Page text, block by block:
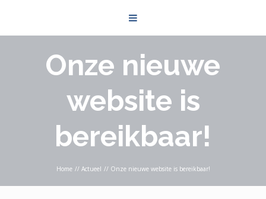
Onze nieuwe
website is
bereikbaar!
Home // Actueel // Onze nieuwe website is bereikbaar!